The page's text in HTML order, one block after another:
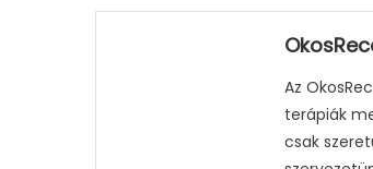
Az
terápiák
csak